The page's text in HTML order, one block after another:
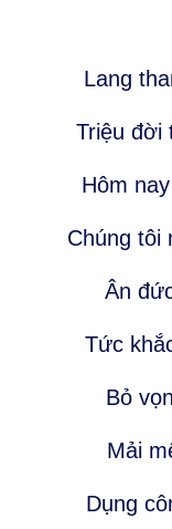
Lang
Triệu đời
Hôm
Chúng tôi
Ân
Tức
Bỏ
Mải
Dụng